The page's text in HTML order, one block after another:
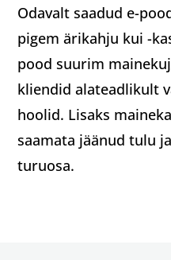
Odavalt saadud e-
pigem ärikahju kui -
pood suurim
kliendid alateadlikult
hoolid. Lisaks
saamata jäänud tulu
turuosa.